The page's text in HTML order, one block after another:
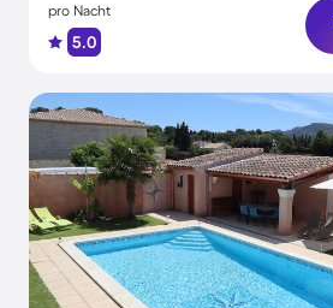
pro Nacht
5.0